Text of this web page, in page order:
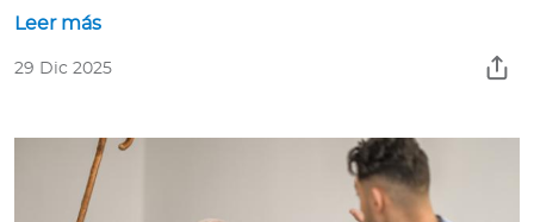
Leer más
29 Dic 2025